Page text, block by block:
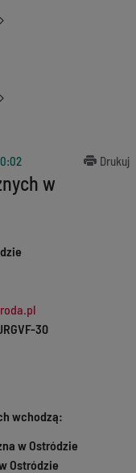
Drukuj
w
30
wchodzą:
w Ostródzie
Ostródzie